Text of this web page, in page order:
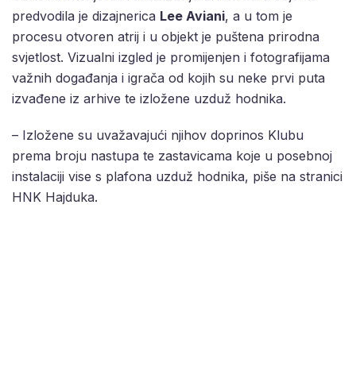
predvodila je dizajnerica Lee Aviani, a u tom je
procesu otvoren atrij i u objekt je puštena prirodna
svjetlost. Vizualni izgled je promijenjen i fotografijama
važnih događanja i igrača od kojih su neke prvi puta
izvađene iz arhive te izložene uzduž hodnika.
– Izložene su uvažavajući njihov doprinos Klubu
prema broju nastupa te zastavicama koje u posebnoj
instalaciji vise s plafona uzduž hodnika, piše na stranici
HNK Hajduka.